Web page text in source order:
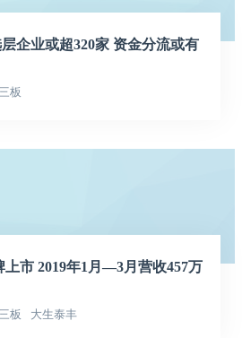
企业或超320家 资金分流或有
板
上市 2019年1月—3月营收457万
板 大生泰丰